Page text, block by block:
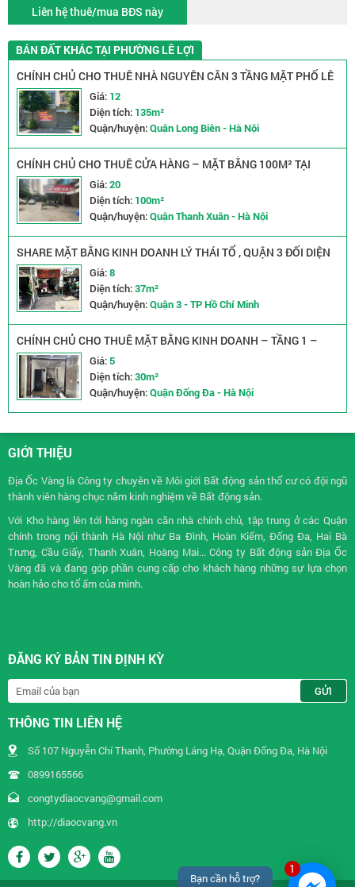
1
Bạn cần hỗ trợ?
Liên hệ thuê/mua BĐS này
BÁN ĐẤT KHÁC TẠI PHƯỜNG LÊ LỢI
CHÍNH CHỦ CHO THUÊ NHÀ NGUYÊN CĂN 3 TẦNG MẶT PHỐ LÊ
ĐẠI – NGỌC THỤY
Giá: 12
Diện tích: 135m²
Quận/huyện:Quận Long Biên - Hà Nội
CHÍNH CHỦ CHO THUÊ CỬA HÀNG – MẶT BẰNG 100M² TẠI
TRIỀU KHÚC, HÀ NỘI
Giá:20
Diện tích: 100m²
Quận/huyện:Quận Thanh Xuân - Hà Nội
SHARE MẶT BẰNG KINH DOANH LÝ THÁI TỔ , QUẬN 3 ĐỐI DIỆN
CÔNG VIÊN
Giá:8
Diện tích:37m²
Quận/huyện:Quận 3 - TP Hồ Chí Minh
CHÍNH CHỦ CHO THUÊ MẶT BẰNG KINH DOANH – TẦNG 1 –
TÂY SƠN, ĐỐNG ĐA, HÀ NỘI
Giá:5
Diện tích:30m²
Quận/huyện:Quận Đống Đa - Hà Nội
GIỚI THIỆU
Địa Ốc Vàng là Công ty chuyên về Môi giới Bất động sảnthổ cư có đội ngũ
thành viên hàng chục năm kinh nghiệm về Bất động sản.
Với Kho hàng lên tới hàng ngàn căn nhà chính chủ, tập trung ở các Quận
chính trong nội thành Hà Nội như Ba Đình, Hoàn Kiếm, Đống Đa, Hai Bà
Trưng, Cầu Giấy, Thanh Xuân, Hoàng Mai... Công ty Bất động sản Địa Ốc
Vàng đã và đang góp phần cung cấp cho khách hàng những sự lựa chọn
hoàn hảo cho tổ ấm của mình.
ĐĂNG KÝ BẢN TIN ĐỊNH KỲ
THÔNG TIN LIÊN HỆ
Số 107 Nguyễn Chí Thanh, Phường Láng Hạ, Quận Đống Đa, Hà Nội
0899165566
congtydiaocvang@gmail.com
http://diaocvang.vn